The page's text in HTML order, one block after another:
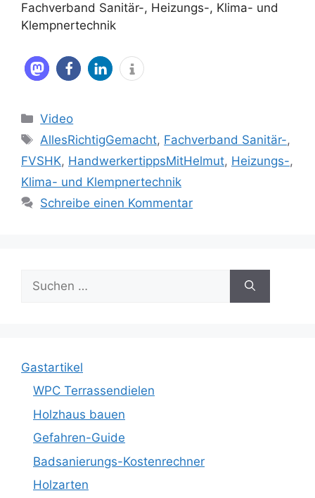
Fachverband Sanitär-, Heizungs-, Klima- und
Klempnertechnik
Kategorien
Video
Schlagwörter
AllesRichtigGemacht, Fachverband Sanitär-,
FVSHK, HandwerkertippsMitHelmut, Heizungs-,
Klima- und Klempnertechnik
Schreibe einen Kommentar
nach:
Gastartikel
WPC Terrassendielen
Holzhaus bauen
Gefahren-Guide
Badsanierungs-Kostenrechner
Holzarten